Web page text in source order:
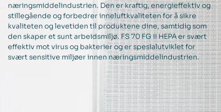
næringsmiddelindustrien. Den er kraftig, energieffektiv og
stillegående og forbedrer inneluftkvaliteten for å sikre
kvaliteten og levetiden til produktene dine, samtidig som
den skaper et sunt arbeidsmiljø. FS 70 FG II HEPA er svært
effektiv mot virus og bakterier og er spesialutviklet for
svært sensitive miljøer innen næringsmiddelindustrien.